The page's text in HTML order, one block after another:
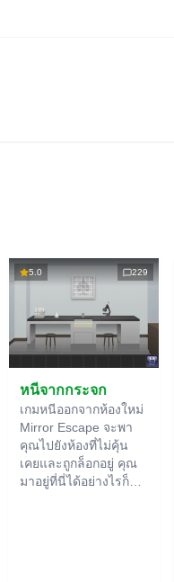
5.0 229
หนีจากกระจก
เกมหนีออกจากห้องใหม่
Mirror Escape จะพา
คุณไปยังห้องที่ไม่คุ้น
เคยและถูกล็อกอยู่ คุณ
มาอยู่ที่นี่ได้อย่างไรก็